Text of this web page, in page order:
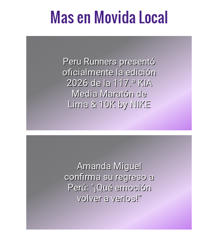
Mas en Movida Local
Peru Runners presentó
oficialmente la edición
2026 de la 117.ª KIA
Media Maratón de
Lima & 10K by NIKE
Amanda Miguel
confirma su regreso a
Perú: "¡Qué emoción
volver a verlos!"